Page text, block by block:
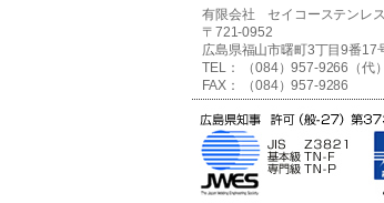
有限会社 セイコーステンレス
〒721-0952
広島県福山市曙町3丁目9番17
TEL： （084）957-9266（代）
FAX： （084）957-9286